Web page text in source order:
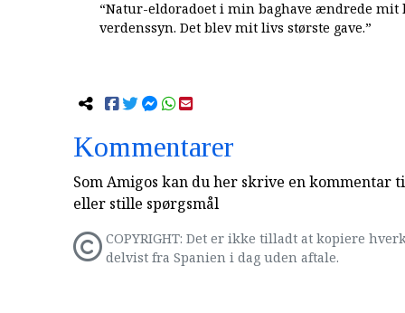
“Natur-eldoradoet i min baghave ændrede mit
verdenssyn. Det blev mit livs største gave.”
Kommentarer
Som Amigos kan du her skrive en kommentar
eller stille spørgsmål
COPYRIGHT: Det er ikke tilladt at kopiere
delvist fra Spanien i dag uden aftale.